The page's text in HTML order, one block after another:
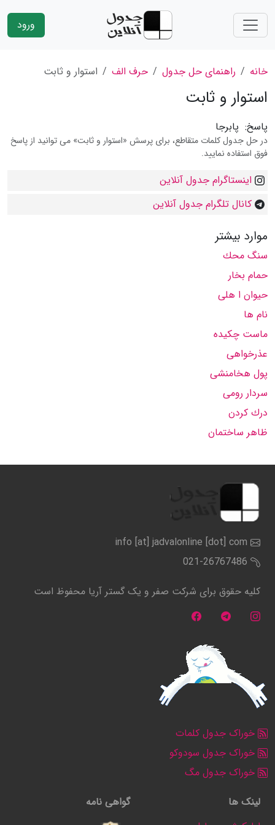
ورود
خانه راهنمای حل جدول حرف الف استوار و ثابت
استوار و ثابت
پاسخ: پابرجا
در حل جدول کلمات متقاطع، برای پرسش «استوار و ثابت» می توانید از پاسخ
فوق استفاده نمایید.
اینستاگرام جدول آنلاین
کانال تلگرام جدول آنلاین
موارد بیشتر
سنگ محك
حمام بخار
حیوان ا هلی
نام ها
ماست چكیده
عذرخواهی
پول هخامنشی
سردار رومی
درك كردن
ظاهر ساختمان
info [at] jadvalonline [dot] com
021-26767486
کلیه حقوق برای شرکت صفر و یک گستر آریا محفوظ است
خوراک جدول کلمات
خوراک جدول سودوکو
خوراک جدول مگ
لینک ها
گواهی نامه